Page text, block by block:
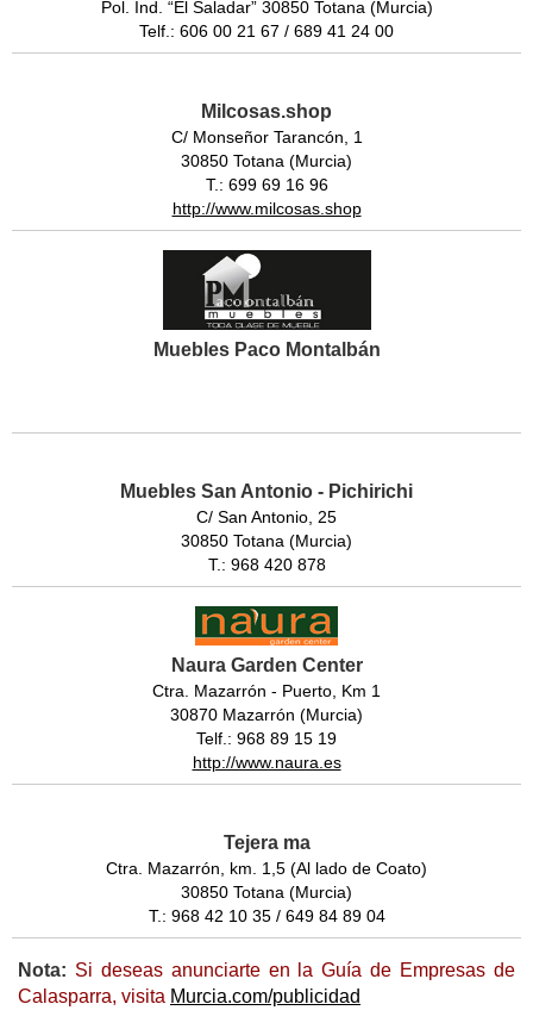
Pol. Ind. “El Saladar” 30850 Totana (Murcia)
Telf.: 606 00 21 67 / 689 41 24 00
Milcosas.shop
C/ Monseñor Tarancón, 1
30850 Totana (Murcia)
T.: 699 69 16 96
http://www.milcosas.shop
Muebles Paco Montalbán
Muebles San Antonio - Pichirichi
C/ San Antonio, 25
30850 Totana (Murcia)
T.: 968 420 878
Naura Garden Center
Ctra. Mazarrón - Puerto, Km 1
30870 Mazarrón (Murcia)
Telf.: 968 89 15 19
http://www.naura.es
Tejera ma
Ctra. Mazarrón, km. 1,5 (Al lado de Coato)
30850 Totana (Murcia)
T.: 968 42 10 35 / 649 84 89 04
Nota: Si deseas anunciarte en la Guía de Empresas de
Calasparra, visita Murcia.com/publicidad